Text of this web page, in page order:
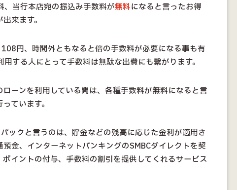
、当行本店宛の振込み手数料が無料になると言ったお得
来ます。
円、時間外ともなると倍の手数料が必要になる事も有
する人にとって手数料は無駄な出費にも繋がります。
ローンを利用している間は、各種手数料が無料になると言
ています。
ックと言うのは、貯金などの残高に応じた金利が適用さ
金、インターネットバンキングのSMBCダイレクトを契
イントの付与、手数料の割引を提供してくれるサービス